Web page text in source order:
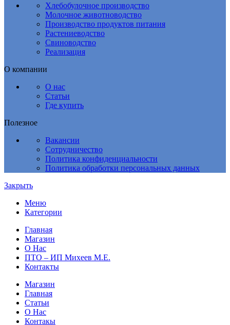
Хлебобулочное производство
Молочное животноводство
Производство продуктов питания
Растениеводство
Свиноводство
Реализация
О компании
О нас
Статьи
Где купить
Полезное
Вакансии
Сотрудничество
Политика конфиденциальности
Политика обработки персональных данных
Закрыть
Меню
Категории
Главная
Магазин
О Нас
ПТО – ИП Михеев М.Е.
Контакты
Магазин
Главная
Статьи
О Нас
Контакы